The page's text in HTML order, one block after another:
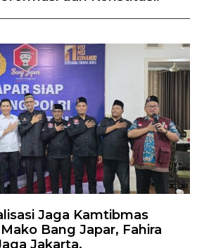
Jaga Kamtibmas
Bang Japar, Fahira
Jakarta.